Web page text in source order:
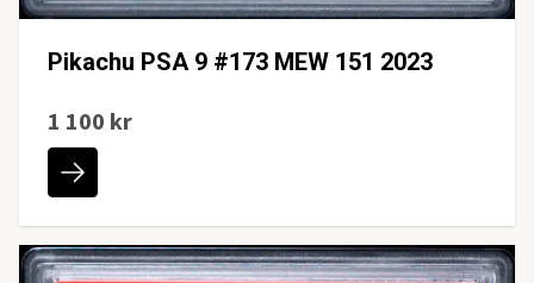
Pikachu PSA 9 #173 MEW 151 2023
1 100 kr